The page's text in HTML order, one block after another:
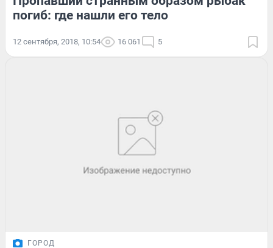
погиб: где нашли его тело
12 сентября, 2018, 10:54 16 061 5
ГОРОД